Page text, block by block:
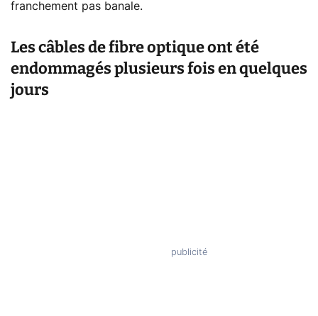
franchement pas banale.
Les câbles de fibre optique ont été
endommagés plusieurs fois en quelques
jours